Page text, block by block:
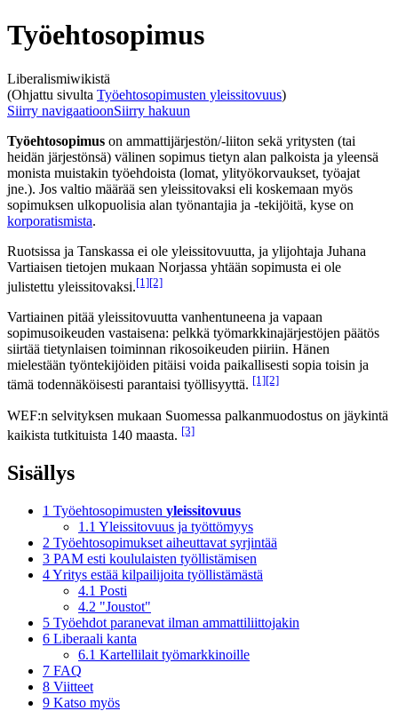
Työehtosopimus
Liberalismiwikistä
(Ohjattu sivulta Työehtosopimusten yleissitovuus)
Siirry navigaatioonSiirry hakuun
Työehtosopimus on ammattijärjestön/-liiton sekä yritysten (tai
heidän järjestönsä) välinen sopimus tietyn alan palkoista ja yleensä
monista muistakin työehdoista (lomat, ylityökorvaukset, työajat
jne.). Jos valtio määrää sen yleissitovaksi eli koskemaan myös
sopimuksen ulkopuolisia alan työnantajia ja -tekijöitä, kyse on
korporatismista.
Ruotsissa ja Tanskassa ei ole yleissitovuutta, ja ylijohtaja Juhana
Vartiaisen tietojen mukaan Norjassa yhtään sopimusta ei ole
julistettu yleissitovaksi.[1][2]
Vartiainen pitää yleissitovuutta vanhentuneena ja vapaan
sopimusoikeuden vastaisena: pelkkä työmarkkinajärjestöjen päätös
siirtää tietynlaisen toiminnan rikosoikeuden piiriin. Hänen
mielestään työntekijöiden pitäisi voida paikallisesti sopia toisin ja
tämä todennäköisesti parantaisi työllisyyttä. [1][2]
WEF:n selvityksen mukaan Suomessa palkanmuodostus on jäykintä
kaikista tutkituista 140 maasta. [3]
Sisällys
1 Työehtosopimusten yleissitovuus
1.1 Yleissitovuus ja työttömyys
2 Työehtosopimukset aiheuttavat syrjintää
3 PAM esti koululaisten työllistämisen
4Yritys estää kilpailijoita työllistämästä
4.1 Posti
4.2 "Joustot"
5 Työehdot paranevat ilman ammattiliittojakin
6 Liberaali kanta
6.1 Kartellilait työmarkkinoille
7 FAQ
8 Viitteet
9 Katso myös